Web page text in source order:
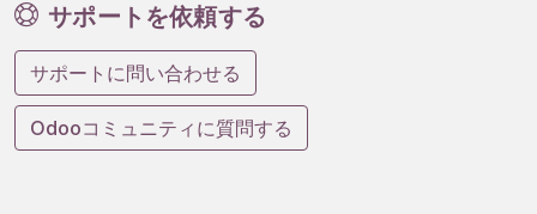
サポートを依頼する
サポートに問い合わせる
Odooコミュニティに質問する